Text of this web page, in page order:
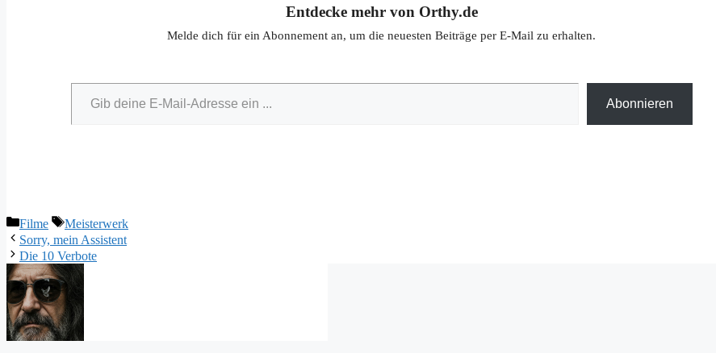
Entdecke mehr von Orthy.de
Melde dich für ein Abonnement an, um die neuesten Beiträge per E-Mail zu erhalten.
Gib deine E-Mail-Adresse ein ...
Abonnieren
Kategorien
Filme Schlagwörter
Meisterwerk
Sorry, mein Assistent
Die 10 Verbote